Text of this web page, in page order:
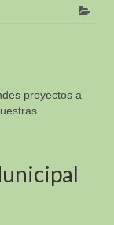
proyectos a